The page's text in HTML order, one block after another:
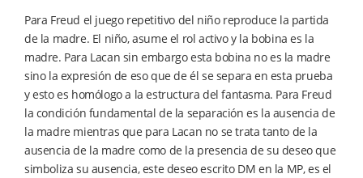
Para Freud el juego repetitivo del niño reproduce la partida
de la madre. El niño, asume el rol activo y la bobina es la
madre. Para Lacan sin embargo esta bobina no es la madre
sino la expresión de eso que de él se separa en esta prueba
y esto es homólogo a la estructura del fantasma. Para Freud
la condición fundamental de la separación es la ausencia de
la madre mientras que para Lacan no se trata tanto de la
ausencia de la madre como de la presencia de su deseo que
simboliza su ausencia, este deseo escrito DM en la MP, es el